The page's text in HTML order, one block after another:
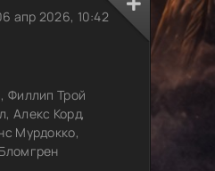
апр 2026, 10:42
Филлип Трой
Алекс Корд,
Мурдокко,